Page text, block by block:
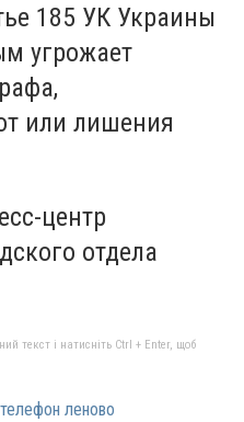
185 УК Украины
угрожает
или лишения
центр
отдела
текст і натисніть Ctrl + Enter, щоб
леново